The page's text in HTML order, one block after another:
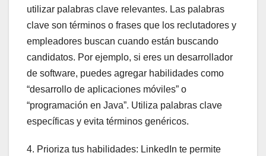
utilizar palabras clave relevantes. Las palabras
clave son términos o frases que los reclutadores y
empleadores buscan cuando están buscando
candidatos. Por ejemplo, si eres un desarrollador
de software, puedes agregar habilidades como
“desarrollo de aplicaciones móviles” o
“programación en Java”. Utiliza palabras clave
específicas y evita términos genéricos.
4. Prioriza tus habilidades: LinkedIn te permite